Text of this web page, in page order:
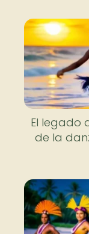
El legado
de la